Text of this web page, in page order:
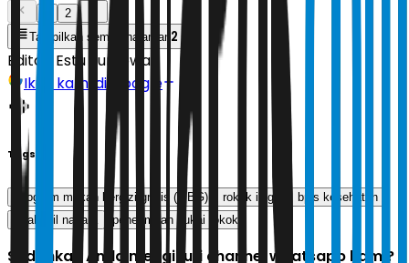
2
Tampilkan semua halaman 2
Editor: Estu Suryowati
Ikuti kami di Google
Tags
Program makan bergizi gratis (MBG) rokok ilegal
bpjs kesehatan
suahasil nazara
penerimaan cukai rokok
Sudahkah Anda mengikuti channel whatsapp kami?